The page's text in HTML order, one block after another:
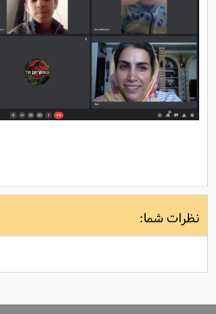
نظرات شما: